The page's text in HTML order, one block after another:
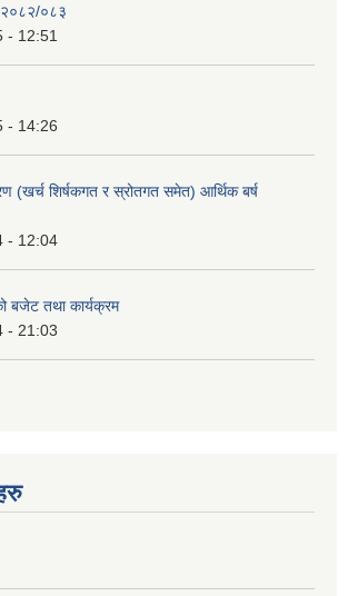
२०८२/०८३
- 12:51
- 14:26
(खर्च शिर्षकगत र स्रोतगत समेत) आर्थिक बर्ष
- 12:04
तथा कार्यक्रम
- 21:03